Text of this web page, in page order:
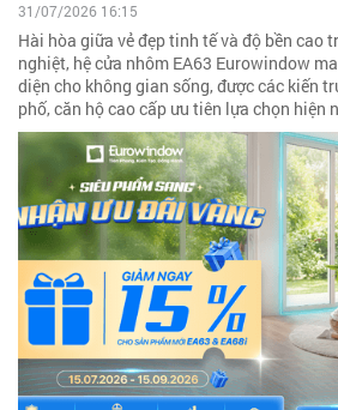
31/07/2026 16:15
Hài hòa giữa vẻ đẹp tinh tế và độ bền cao
nghiệt, hệ cửa nhôm EA63 Eurowindow
diện cho không gian sống, được các kiến
phố, căn hộ cao cấp ưu tiên lựa chọn hiện